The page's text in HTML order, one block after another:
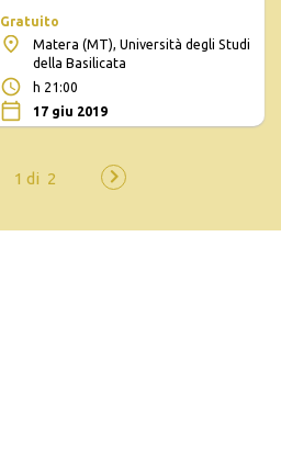
Gratuito
Matera (MT), Università degli Studi
della Basilicata
h 21:00
17 giu 2019